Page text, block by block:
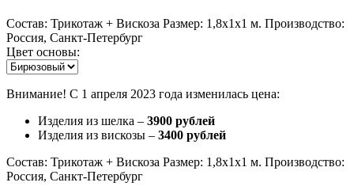
Состав: Трикотаж + Вискоза Размер: 1,8х1х1 м. Производство:
Россия, Санкт-Петербург
Цвет основы:
Внимание! C 1 апреля 2023 года изменилась цена:
Изделия из шелка – 3900 рублей
Изделия из вискозы – 3400 рублей
Состав: Трикотаж + Вискоза Размер: 1,8х1х1 м. Производство:
Россия, Санкт-Петербург